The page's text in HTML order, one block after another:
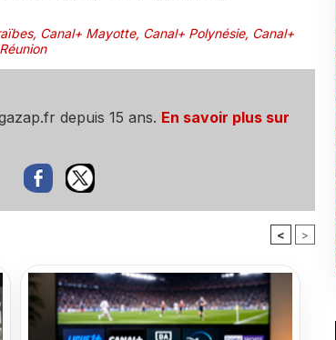
, Canal+ Mayotte, Canal+ Polynésie, Canal+
Réunion
depuis 15 ans. En savoir plus sur
< >